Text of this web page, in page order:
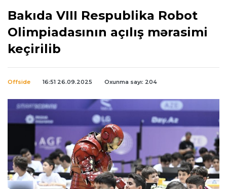
Bakıda VIII Respublika Robot
Olimpiadasının açılış mərasimi
keçirilib
Offside 16:51 26.09.2025 Oxunma sayı: 204